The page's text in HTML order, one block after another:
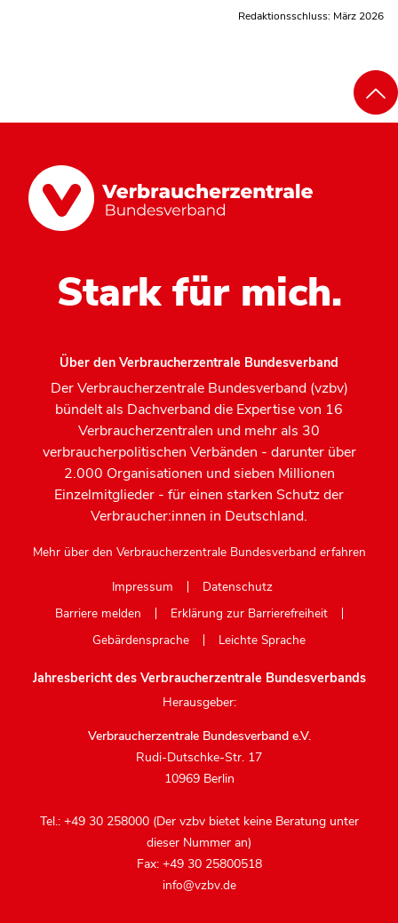
Redaktionsschluss: März 2026
Stark für mich.
Über den Verbraucherzentrale Bundesverband
Der Verbraucherzentrale Bundesverband (vzbv)
bündelt als Dachverband die Expertise von 16
Verbraucherzentralen und mehr als 30
verbraucherpolitischen Verbänden - darunter über
2.000 Organisationen und sieben Millionen
Einzelmitglieder - für einen starken Schutz der
Verbraucher:innen in Deutschland.
Mehr über den Verbraucherzentrale Bundesverband erfahren
Impressum
Datenschutz
Barriere melden
Erklärung zur Barrierefreiheit
Gebärdensprache
Leichte Sprache
Jahresbericht des Verbraucherzentrale Bundesverbands
Herausgeber:
Verbraucherzentrale Bundesverband e.V.
Rudi-Dutschke-Str. 17
10969 Berlin
Tel.: +49 30 258000 (Der vzbv bietet keine Beratung unter
dieser Nummer an)
Fax: +49 30 25800518
info@vzbv.de